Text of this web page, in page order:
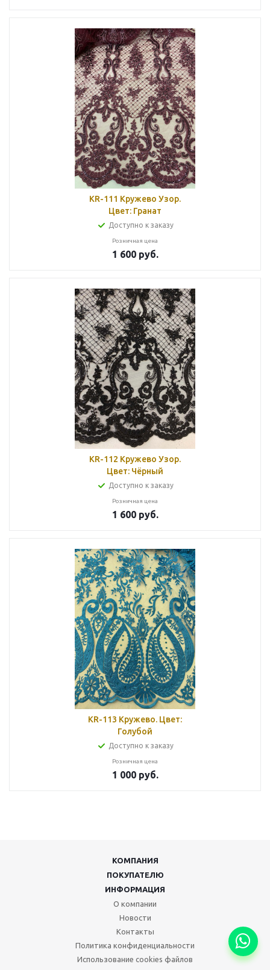
KR-111 Кружево Узор.
Цвет: Гранат
Доступно к заказу
Розничная цена
1 600руб.
KR-112 Кружево Узор.
Цвет: Чёрный
Доступно к заказу
Розничная цена
1 600руб.
KR-113 Кружево. Цвет:
Голубой
Доступно к заказу
Розничная цена
1 000руб.
КОМПАНИЯ
ПОКУПАТЕЛЮ
ИНФОРМАЦИЯ
О компании
Новости
Контакты
Политика конфиденциальности
Использование cookies файлов